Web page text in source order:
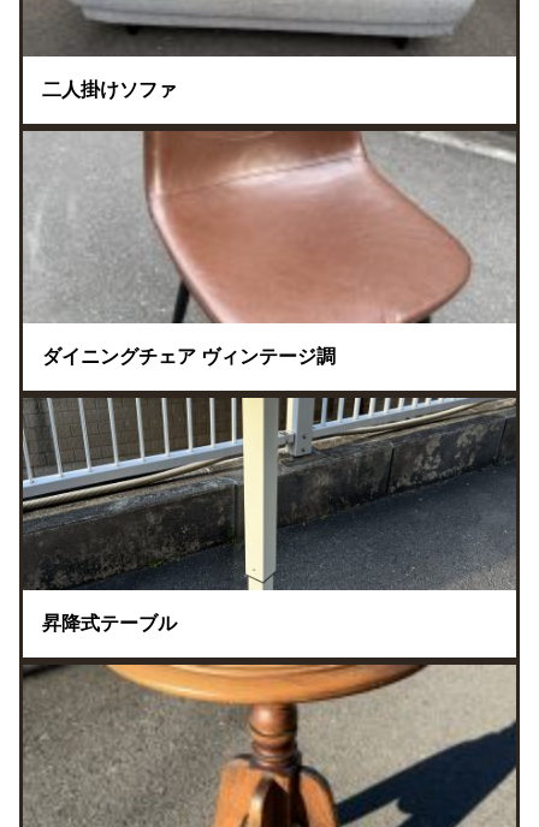
二人掛けソファ
ダイニングチェア ヴィンテージ調
昇降式テーブル